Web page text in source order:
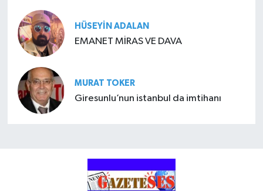
HÜSEYIN ADALAN
EMANET MİRAS VE DAVA
MURAT TOKER
Giresunlu’nun istanbul da imtihanı